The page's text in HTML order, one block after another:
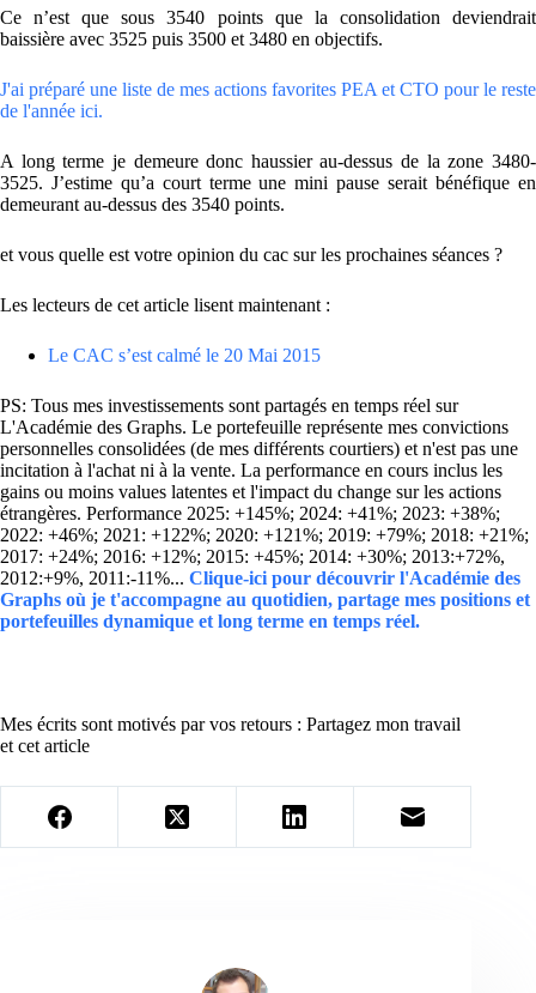
Ce n’est que sous 3540 points que la consolidation deviendrait
baissière avec 3525 puis 3500 et 3480 en objectifs.
J'ai préparé une liste de mes actions favorites PEA et CTO pour le reste
de l'année ici.
A long terme je demeure donc haussier au-dessus de la zone 3480-
3525. J’estime qu’a court terme une mini pause serait bénéfique en
demeurant au-dessus des 3540 points.
et vous quelle est votre opinion du cac sur les prochaines séances ?
Les lecteurs de cet article lisent maintenant :
Le CAC s’est calmé le 20 Mai 2015
PS: Tous mes investissements sont partagés en temps réel sur
L'Académie des Graphs. Le portefeuille représente mes convictions
personnelles consolidées (de mes différents courtiers) et n'est pas une
incitation à l'achat ni à la vente. La performance en cours inclus les
gains ou moins values latentes et l'impact du change sur les actions
étrangères. Performance 2025: +145%; 2024: +41%; 2023: +38%;
2022: +46%; 2021: +122%; 2020: +121%; 2019: +79%; 2018: +21%;
2017: +24%; 2016: +12%; 2015: +45%; 2014: +30%; 2013:+72%,
2012:+9%, 2011:-11%... Clique-ici pour découvrir l'Académie des
Graphs où je t'accompagne au quotidien, partage mes positions et
portefeuilles dynamique et long terme en temps réel.
Mes écrits sont motivés par vos retours : Partagez mon travail
et cet article